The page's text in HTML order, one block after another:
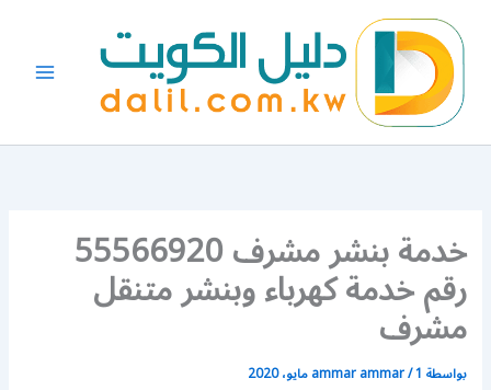
المحتوى
خدمة بنشر مشرف 55566920
رقم خدمة كهرباء وبنشر متنقل
مشرف
بواسطة ammar ammar/1 مايو، 2020